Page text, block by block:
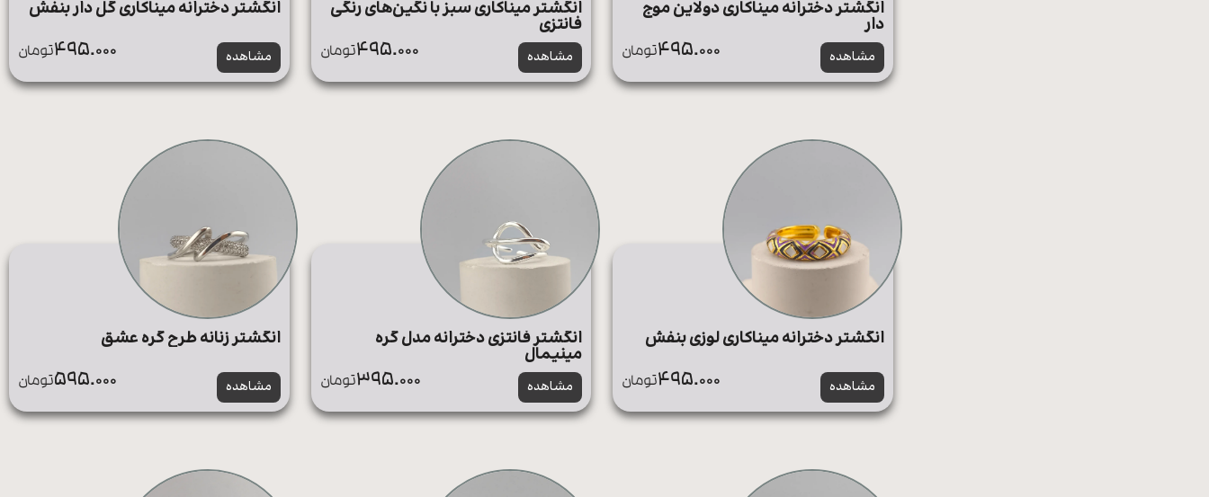
انگشتر دخترانه میناکاری دولاین موج
دار
مشاهده 495.000تومان
انگشتر میناکاری سبز با نگین‌های رنگی
فانتزی
مشاهده 495.000تومان
انگشتر دخترانه میناکاری گل دار بنفش
مشاهده 495.000تومان
انگشتر دخترانه میناکاری لوزی بنفش
مشاهده 495.000تومان
انگشتر فانتزی دخترانه مدل گره
مینیمال
مشاهده 395.000تومان
انگشتر زنانه طرح گره عشق
مشاهده 595.000تومان